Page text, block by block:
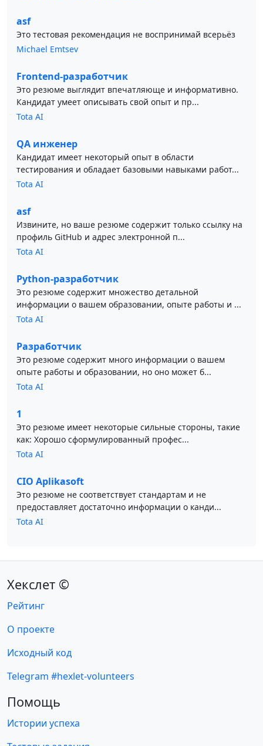
asf
Это тестовая рекомендация не воспринимай всерьёз
Michael Emtsev
Frontend-разработчик
Это резюме выглядит впечатляюще и информативно.
Кандидат умеет описывать свой опыт и пр...
Tota AI
QA инженер
Кандидат имеет некоторый опыт в области
тестирования и обладает базовыми навыками работ...
Tota AI
asf
Извините, но ваше резюме содержит только ссылку на
профиль GitHub и адрес электронной п...
Tota AI
Python-разработчик
Это резюме содержит множество детальной
информации о вашем образовании, опыте работы и ...
Tota AI
Разработчик
Это резюме содержит много информации о вашем
опыте работы и образовании, но оно может б...
Tota AI
1
Это резюме имеет некоторые сильные стороны, такие
как: Хорошо сформулированный профес...
Tota AI
CIO Aplikasoft
Это резюме не соответствует стандартам и не
предоставляет достаточно информации о канди...
Tota AI
Хекслет ©
Рейтинг
О проекте
Исходный код
Telegram #hexlet-volunteers
Помощь
Истории успеха